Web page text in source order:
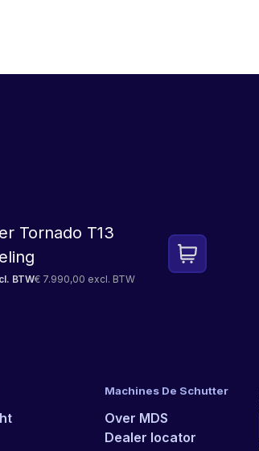
Tornado T13
BTW€ 7.990,00 excl. BTW
Machines De Schutter
Over MDS
Dealer locator